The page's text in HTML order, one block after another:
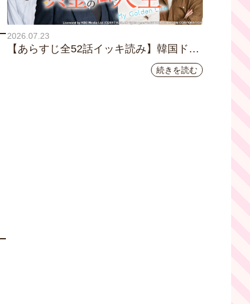
2026.07.23
【あらすじ全52話イッキ読み】韓国ドラ
マ『黄金の私の人生』｜テレビ大阪 月曜
続きを読む